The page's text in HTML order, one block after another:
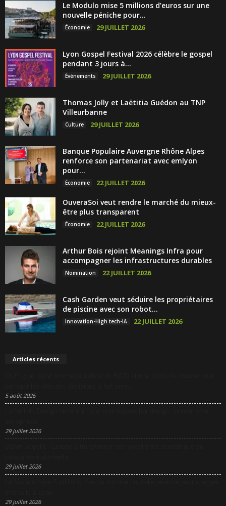
Le Modulo mise 5 millions d’euros sur une
nouvelle péniche pour...
Économie 29 JUILLET 2026
Lyon Gospel Festival 2026 célèbre le gospel
pendant 3 jours à...
Évènements 29 JUILLET 2026
Thomas Jolly et Laëtitia Guédon au TNP
Villeurbanne
Culture 29 JUILLET 2026
Banque Populaire Auvergne Rhône Alpes
renforce son partenariat avec emlyon
pour...
Économie 22 JUILLET 2026
OuveraSoi veut rendre le marché du mieux-
être plus transparent
Économie 22 JUILLET 2026
Arthur Bois rejoint Meanings Infra pour
accompagner les infrastructures durables
Nomination 22 JUILLET 2026
Cash Garden veut séduire les propriétaires
de piscine avec son robot...
Innovation-High tech-IA 22 JUILLET 2026
Articles récents
5 août 2026
29 juillet 2026
29 juillet 2026
29 juillet 2026